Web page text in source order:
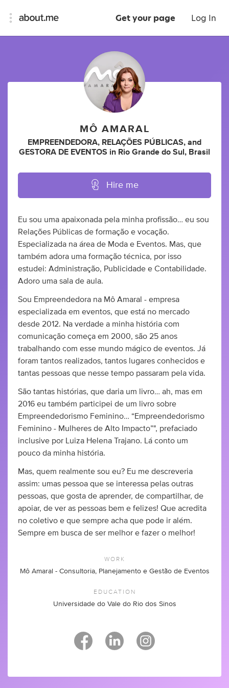
Get your page Log In
MÔ AMARAL
EMPREENDEDORA, RELAÇÕES PÚBLICAS, and
GESTORA DE EVENTOS in Rio Grande do Sul, Brasil
Hire me
Eu sou uma apaixonada pela minha profissão… eu sou
Relações Públicas de formação e vocação.
Especializada na área de Moda e Eventos. Mas, que
também adora uma formação técnica, por isso
estudei: Administração, Publicidade e Contabilidade.
Adoro uma sala de aula.
Sou Empreendedora na Mô Amaral - empresa
especializada em eventos, que está no mercado
desde 2012. Na verdade a minha história com
comunicação começa em 2000, são 25 anos
trabalhando com esse mundo mágico de eventos. Já
foram tantos realizados, tantos lugares conhecidos e
tantas pessoas que nesse tempo passaram pela vida.
São tantas histórias, que daria um livro… ah, mas em
2016 eu também participei de um livro sobre
Empreendedorismo Feminino… “Empreendedorismo
Feminino - Mulheres de Alto Impacto”", prefaciado
inclusive por Luiza Helena Trajano. Lá conto um
pouco da minha história.
Mas, quem realmente sou eu? Eu me descreveria
assim: umas pessoa que se interessa pelas outras
pessoas, que gosta de aprender, de compartilhar, de
apoiar, de ver as pessoas bem e felizes! Que acredita
no coletivo e que sempre acha que pode ir além.
Sempre em busca de ser melhor e fazer o melhor!
WORK
Mô Amaral - Consultoria, Planejamento e Gestão de Eventos
EDUCATION
Universidade do Vale do Rio dos Sinos